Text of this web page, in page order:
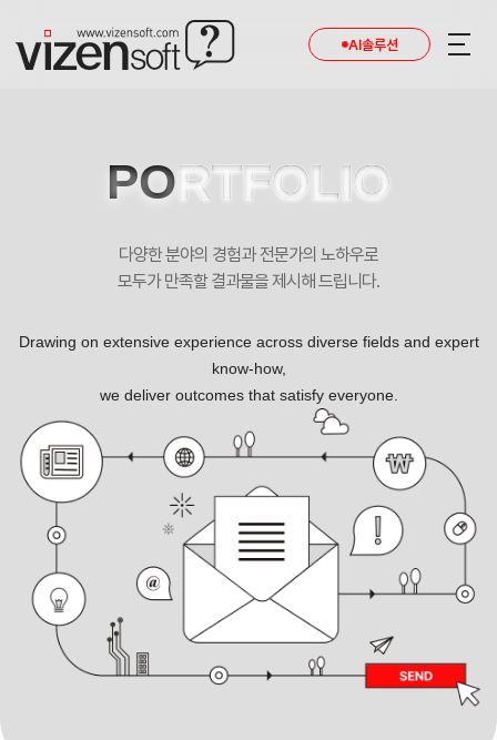
AI솔루션
PORTFOLIO
다양한 분야의 경험과 전문가의 노하우로
모두가 만족할 결과물을 제시해 드립니다.
Drawing on extensive experience across diverse fields and expert
know-how,
we deliver outcomes that satisfy everyone.